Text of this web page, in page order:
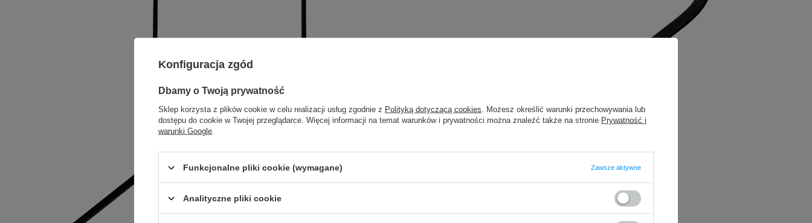
Konfiguracja zgód
Dbamy o Twoją prywatność
Sklep korzysta z plików cookie w celu realizacji usług zgodnie z Polityką dotyczącą cookies . Możesz określić warunki przechowywania lub
dostępu do cookie w Twojej przeglądarce. Więcej informacji na temat warunków i prywatności można znaleźć także na stronie Prywatność i
warunki Google
Funkcjonalne pliki cookie (wymagane) Zawsze aktywne
Analityczne pliki cookie